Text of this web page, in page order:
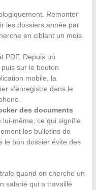
Remonter
les dossiers année par
en ciblant un mois
PDF. Depuis un
sur le bouton
mobile, la
s’enregistre dans le
des documents
même, ce qui signifie
les bulletins de
le bon dossier évite des
quand on cherche un
salarié qui a travaillé